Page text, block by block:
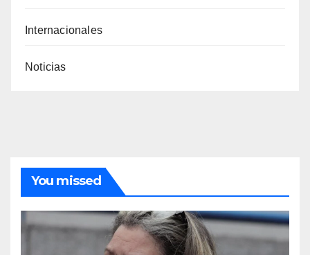
Internacionales
Noticias
You missed